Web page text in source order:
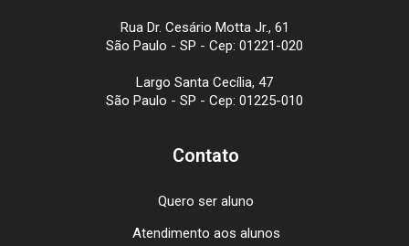
Rua Dr. Cesário Motta Jr., 61
São Paulo - SP - Cep: 01221-020
Largo Santa Cecília, 47
São Paulo - SP - Cep: 01225-010
Contato
Quero ser aluno
Atendimento aos alunos